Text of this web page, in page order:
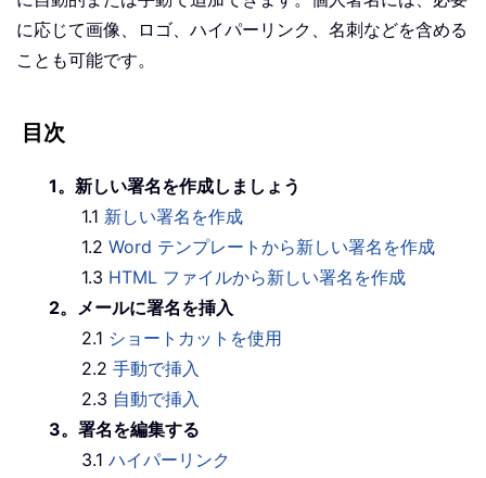
に応じて画像、ロゴ、ハイパーリンク、名刺などを含める
ことも可能です。
目次
1。新しい署名を作成しましょう
1.1 新しい署名を作成
1.2 Word テンプレートから新しい署名を作成
1.3 HTML ファイルから新しい署名を作成
2。メールに署名を挿入
2.1 ショートカットを使用
2.2 手動で挿入
2.3 自動で挿入
3。署名を編集する
3.1 ハイパーリンク